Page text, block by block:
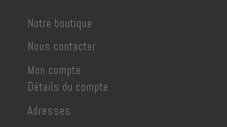
Notre boutique
Nous contacter
Mon compte
Détails du compte
Adresses